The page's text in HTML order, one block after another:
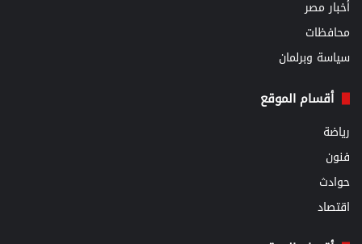
أخبار مصر
محافظات
سياسة وبرلمان
أقسام الموقع
رياضة
فنون
حوادث
اقتصاد